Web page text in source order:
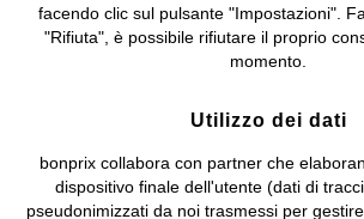
e coordinamento di bonprix Beteiligungs -
mbH.
facendo clic sul pulsante "Impostazioni".
"Rifiuta", è possibile rifiutare il proprio
momento.
Utilizzo dei dati
bonprix collabora con partner che
dispositivo finale dell'utente (dati di
pseudonimizzati da noi trasmessi per